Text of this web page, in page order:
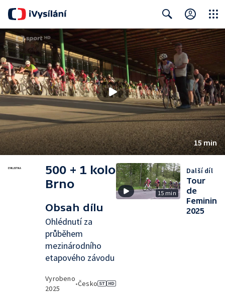
Search Close
15 min
500 + 1 kolo
Brno
Obsah dílu
Ohlédnutí za
průběhem
mezinárodního
etapového závodu
Vyrobeno
2025
•Česko
15 min
Další díl
Tour
de
Feminin
2025